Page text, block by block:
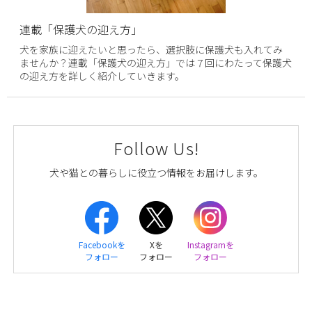
連載「保護犬の迎え方」
犬を家族に迎えたいと思ったら、選択肢に保護犬も入れてみ
ませんか？連載「保護犬の迎え方」では７回にわたって保護犬
の迎え方を詳しく紹介していきます。
Follow Us!
犬や猫との暮らしに役立つ情報をお届けします。
Facebookを
フォロー
Xを
フォロー
Instagramを
フォロー